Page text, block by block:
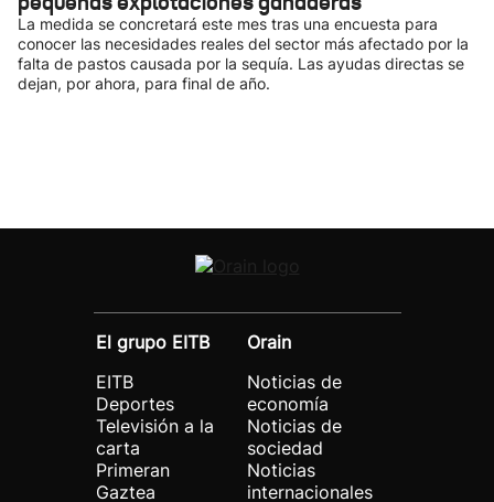
La medida se concretará este mes tras una encuesta para
conocer las necesidades reales del sector más afectado por la
falta de pastos causada por la sequía. Las ayudas directas se
dejan, por ahora, para final de año.
El grupo EITB
EITB
Deportes
Televisión a la
carta
Primeran
Gaztea
Orain
Noticias de
economía
Noticias de
sociedad
Noticias
internacionales